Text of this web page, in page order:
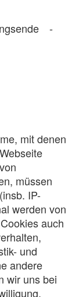
-
mit denen
müssen
IP-
werden von
auch
und
andere
wir uns bei